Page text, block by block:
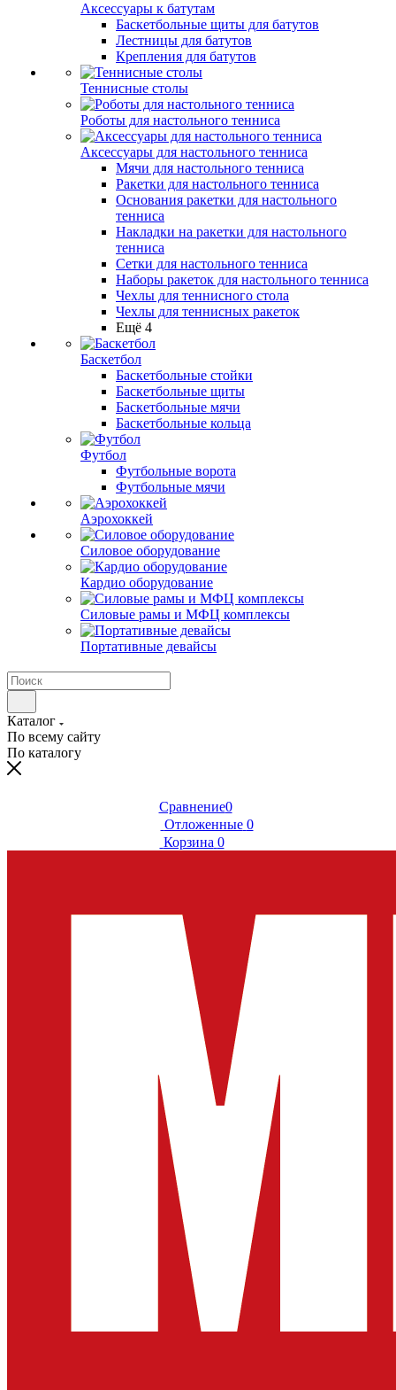
Аксессуары к батутам
Баскетбольные щиты для батутов
Лестницы для батутов
Крепления для батутов
Теннисные столы
Роботы для настольного тенниса
Аксессуары для настольного тенниса
Мячи для настольного тенниса
Ракетки для настольного тенниса
Основания ракетки для настольного
тенниса
Накладки на ракетки для настольного
тенниса
Сетки для настольного тенниса
Наборы ракеток для настольного тенниса
Чехлы для теннисного стола
Чехлы для теннисных ракеток
Ещё 4
Баскетбол
Баскетбольные стойки
Баскетбольные щиты
Баскетбольные мячи
Баскетбольные кольца
Футбол
Футбольные ворота
Футбольные мячи
Аэрохоккей
Силовое оборудование
Кардио оборудование
Силовые рамы и МФЦ комплексы
Портативные девайсы
Каталог
По всему сайту
По каталогу
Сравнение0
Отложенные 0
Корзина 0